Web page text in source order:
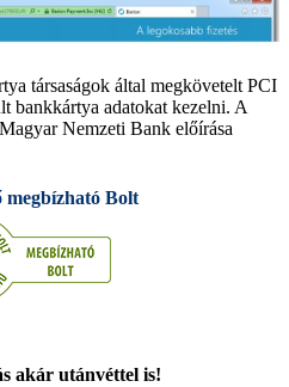
társaságok által megkövetelt PCI
bankkártya adatokat kezelni. A
Nemzeti Bank előírása
megbízható Bolt
akár utánvéttel is!